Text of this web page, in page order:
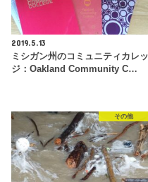
2019.5.13
ミシガン州のコミュニティカレッ
ジ：Oakland Community C…
その他